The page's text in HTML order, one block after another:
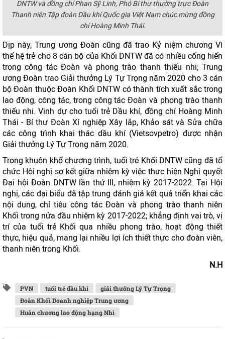
DNTW và đồng chí Phan Sỹ Linh, Phó Bí thư thường trực Đoàn
Thanh niên Tập đoàn Dầu khí Quốc gia Việt Nam chúc mừng đồng
chí Hoàng Minh Thái.
Dịp này, Trung ương Đoàn cũng đã trao Kỷ niệm chương Vì
thế hệ trẻ cho 8 cán bộ của Khối DNTW đã có nhiều cống hiến
trong công tác Đoàn và phong trào thanh thiếu nhi; Trung
ương Đoàn trao Giải thưởng Lý Tự Trọng năm 2020 cho 3 cán
bộ Đoàn thuộc Đoàn Khối DNTW có thành tích xuất sắc trong
lao động, công tác, trong công tác Đoàn và phong trào thanh
thiếu nhi. Vinh dự cho tuổi trẻ Dầu khí, đồng chí Hoàng Minh
Thái - Bí thư Đoàn Xí nghiệp Xây lắp, Khảo sát và Sửa chữa
các công trình khai thác dầu khí (Vietsovpetro) được nhận
Giải thưởng Lý Tự Trọng năm 2020.
Trong khuôn khổ chương trình, tuổi trẻ Khối DNTW cũng đã tổ
chức Hội nghị sơ kết giữa nhiệm kỳ việc thực hiện Nghị quyết
Đại hội Đoàn DNTW lần thứ III, nhiệm kỳ 2017-2022. Tại Hội
nghị, các đại biểu đã tập trung đánh giá kết quả triển khai các
nội dung, chỉ tiêu công tác Đoàn và phong trào thanh niên
Khối trong nửa đầu nhiệm kỳ 2017-2022; khẳng định vai trò, vị
trí của tuổi trẻ Khối qua nhiều phong trào, hoạt động thiết
thực, hiệu quả, mang lại nhiều lợi ích thiết thực cho đoàn viên,
thanh niên trong Khối.
N.H
PVN tuổi trẻ dầu khí
giải thưởng Lý Tự Trọng
Đoàn Khối Doanh nghiệp Trung ương
Huân chương lao động hạng Nhì